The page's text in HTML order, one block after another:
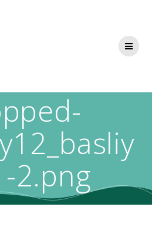
2.png